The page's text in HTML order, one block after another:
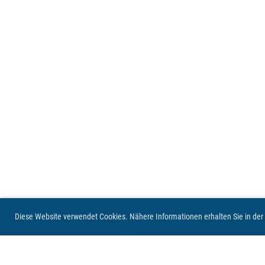
Diese Website verwendet Cookies. Nähere Informationen erhalten Sie in der